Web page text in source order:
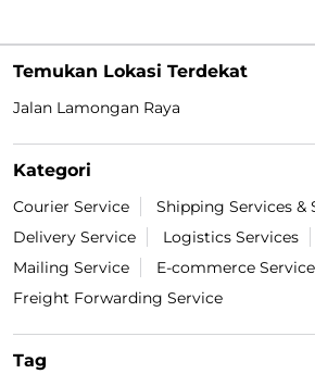
Temukan Lokasi Terdekat
Jalan Lamongan Raya
Kategori
Courier Service
Shipping Services &
Delivery Service
Logistics Services
Mailing Service
E-commerce Service
Freight Forwarding Service
Tag